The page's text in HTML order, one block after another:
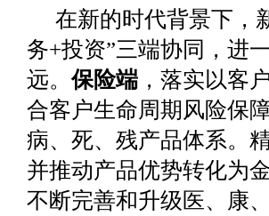
在新的时代背景下，
务+投资”三端协同，进
远。保险端 ，落实以客
合客户生命周期风险保
病、死、残产品体系。
并推动产品优势转化为
不断完善和升级医、康